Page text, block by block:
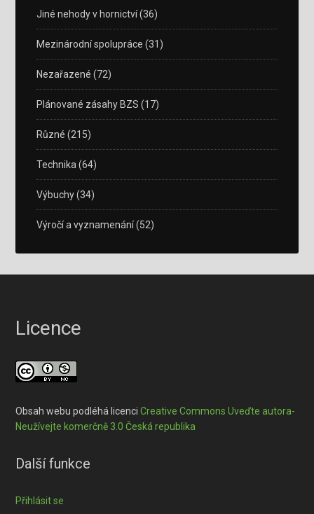
Jiné nehody v hornictví(36)
Mezinárodní spolupráce (31)
Nezařazené (72)
Plánované zásahy BZS (17)
Různé (215)
Technika (64)
Výbuchy(34)
Výročí a vyznamenání(52)
Licence
Obsah webu podléhá licenciCreative Commons Uveďte autora-
Neužívejte komerčně 3.0 Česká republika
Další funkce
Přihlásit se